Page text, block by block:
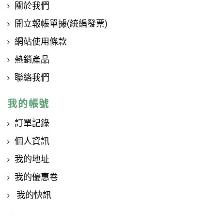
關於我們
開立報帳單據(統編發票)
網站使用條款
熱銷產品
聯絡我們
我的帳號
訂單記錄
個人資訊
我的地址
我的優惠卷
我的快訊